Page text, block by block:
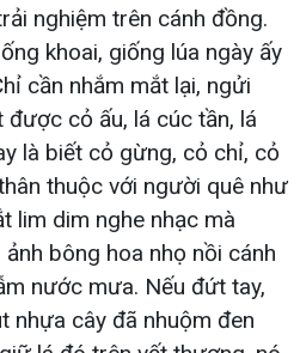
nghiệm trên cánh đồng.
khoai, giống lúa ngày ấy
cần nhắm mắt lại, ngửi
cỏ ấu, lá cúc tần, lá
là biết cỏ gừng, cỏ chỉ, cỏ
thuộc với người quê như
lim dim nghe nhạc mà
bông hoa nhọ nồi cánh
nước mưa. Nếu đứt tay,
nhựa cây đã nhuộm đen